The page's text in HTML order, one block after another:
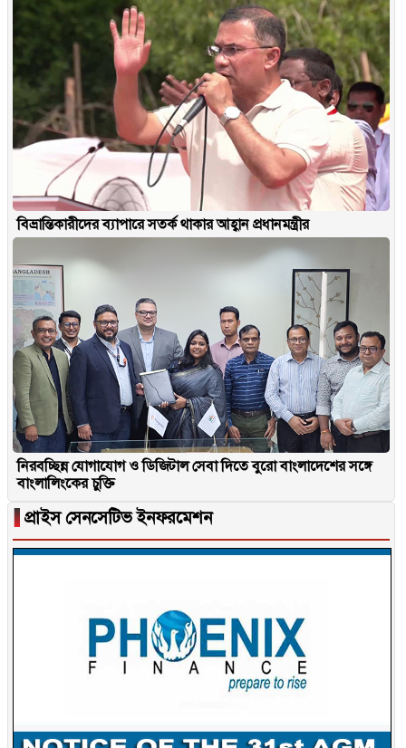
বিভ্রান্তিকারীদের ব্যাপারে সতর্ক থাকার আহ্বান প্রধানমন্ত্রীর
নিরবচ্ছিন্ন যোগাযোগ ও ডিজিটাল সেবা দিতে বুরো বাংলাদেশের সঙ্গে
বাংলালিংকের চুক্তি
▐ প্রাইস সেনসেটিভ ইনফরমেশন